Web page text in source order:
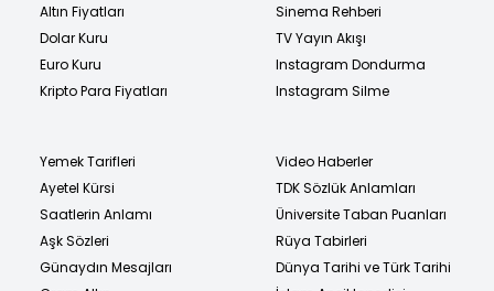
Altın Fiyatları
Dolar Kuru
Euro Kuru
Kripto Para Fiyatları
Sinema Rehberi
TV Yayın Akışı
Instagram Dondurma
Instagram Silme
Yemek Tarifleri
Ayetel Kürsi
Saatlerin Anlamı
Aşk Sözleri
Günaydın Mesajları
Video Haberler
TDK Sözlük Anlamları
Üniversite Taban Puanları
Rüya Tabirleri
Dünya Tarihi ve Türk Tarihi